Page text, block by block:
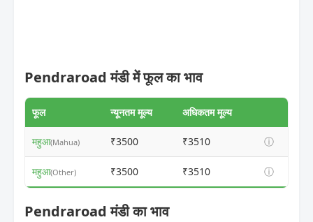
Pendraroad मंडी में फूल का भाव
फूल न्यूनतम मूल्य अधिकतम मूल्य
महुआ(Mahua) ₹3500 ₹3510 ⓘ
महुआ(Other) ₹3500 ₹3510 ⓘ
Pendraroad मंडी का भाव